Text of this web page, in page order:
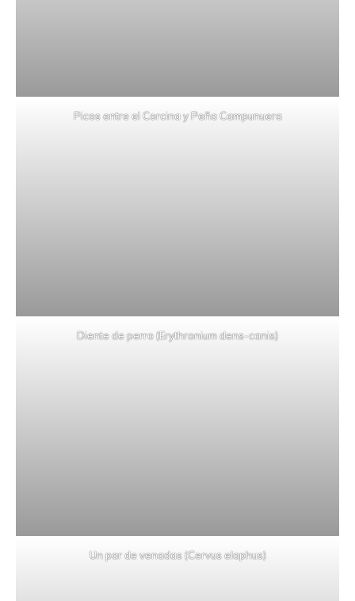
Picos entre el Corcina y Peña Campunuera
Diente de perro (Erythronium dens-canis)
Un par de venadas (Cervus elaphus)